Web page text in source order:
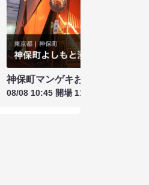
神保町マンゲキお笑いライブ お
08/08 10:45 開場 11:00 開演